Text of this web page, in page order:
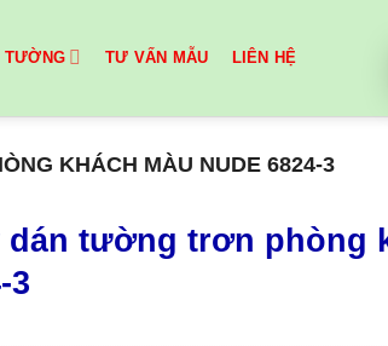
TƯỜNG TƯ VẤN MẪU LIÊN HỆ
KHÁCH MÀU NUDE 6824-3
dán tường trơn phòng
3